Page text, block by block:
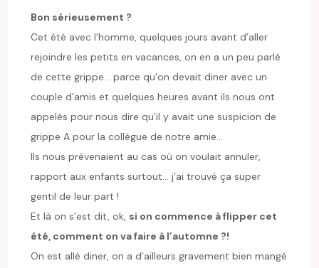
Bon sérieusement ?
Cet été avec l’homme, quelques jours avant d’aller
rejoindre les petits en vacances, on en a un peu parlé
de cette grippe… parce qu’on devait diner avec un
couple d’amis et quelques heures avant ils nous ont
appelés pour nous dire qu’il y avait une suspicion de
grippe A pour la collègue de notre amie…
Ils nous prévenaient au cas où on voulait annuler,
rapport aux enfants surtout… j’ai trouvé ça super
gentil de leur part !
Et là on s’est dit, ok, si on commence à flipper cet
été, comment on va faire à l’automne ?!
On est allé diner, on a d’ailleurs gravement bien mangé